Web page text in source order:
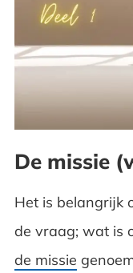
De missie
Het is belangrijk
de vraag; wat is
de missie